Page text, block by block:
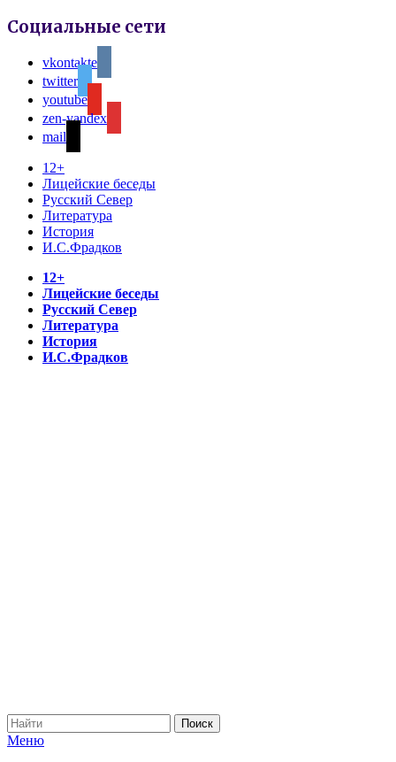
Социальные сети
vkontakte
twitter
youtube
zen-yandex
mail
12+
Лицейские беседы
Русский Север
Литература
История
И.С.Фрадков
12+
Лицейские беседы
Русский Север
Литература
История
И.С.Фрадков
Меню